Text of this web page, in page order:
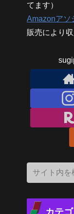
てます）
Amazonアソ
販売により